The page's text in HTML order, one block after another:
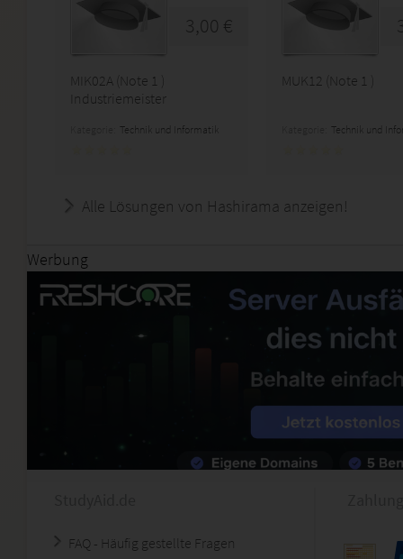
3,00 €
MIK02A (Note 1 )
Industriemeister
Technik und Informatik
MUK12 (Note 1 )
Technik und
Alle Lösungen von Hashirama anzeigen!
Werbung
FAQ - Häufig gestellte Fragen